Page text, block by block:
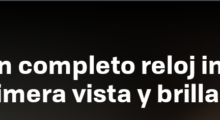
completo reloj
vista y